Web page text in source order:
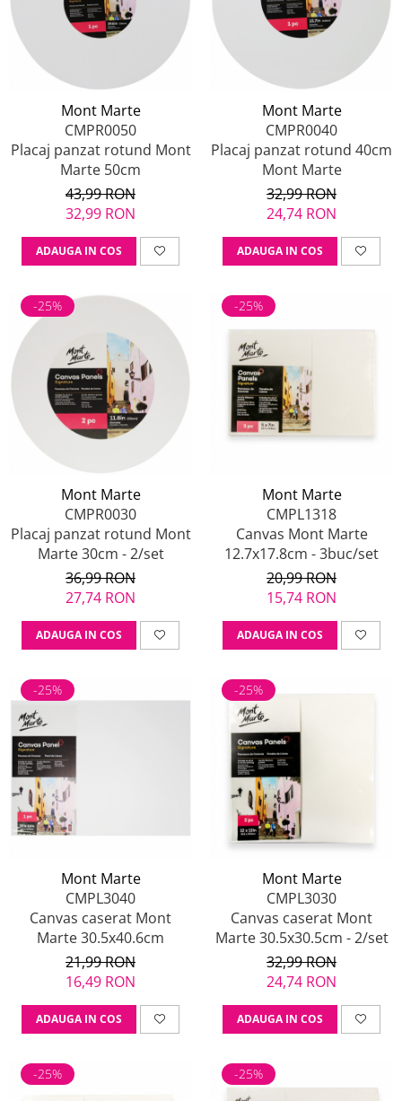
Cuțite pictură
Palete și pahare pentru pictură
Pensule
Pensule burete
Pensule pentru acrilice
Pensule pentru acuarelă
Pensule pentru ulei
Pensule speciale
Suporturi pictură
Carton pânzat
Șevalete
Accesorii grafică
Mont Marte
CMPR0050
Placaj panzat rotund Mont
Marte 50cm
43,99 RON
32,99 RON
ADAUGA IN COS
Mont Marte
CMPR0040
Placaj panzat rotund 40cm
Mont Marte
32,99 RON
24,74 RON
ADAUGA IN COS
-25%
Mont Marte
CMPR0030
Placaj panzat rotund Mont
Marte 30cm - 2/set
36,99 RON
27,74 RON
ADAUGA IN COS
-25%
Mont Marte
CMPL1318
Canvas Mont Marte
12.7x17.8cm - 3buc/set
20,99 RON
15,74 RON
ADAUGA IN COS
-25%
Mont Marte
CMPL3040
Canvas caserat Mont
Marte 30.5x40.6cm
21,99 RON
16,49 RON
ADAUGA IN COS
-25%
Mont Marte
CMPL3030
Canvas caserat Mont
Marte 30.5x30.5cm - 2/set
32,99 RON
24,74 RON
ADAUGA IN COS
-25% -25%